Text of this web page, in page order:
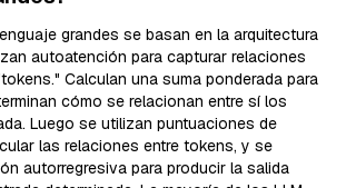
grandes se basan en la arquitectura
autoatención para capturar relaciones
Calculan una suma ponderada para
cómo se relacionan entre sí los
Luego se utilizan puntuaciones de
las relaciones entre tokens, y se
autorregresiva para producir la salida